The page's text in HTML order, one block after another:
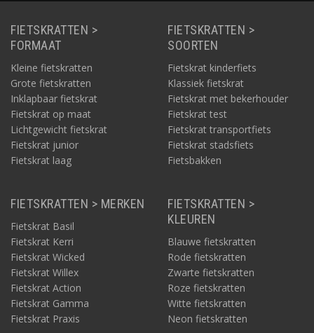
FIETSKRATTEN >
FORMAAT
Kleine fietskratten
Grote fietskratten
Inklapbaar fietskrat
Fietskrat op maat
Lichtgewicht fietskrat
Fietskrat junior
Fietskrat laag
FIETSKRATTEN >
SOORTEN
Fietskrat kinderfiets
Klassiek fietskrat
Fietskrat met bekerhouder
Fietskrat test
Fietskrat transportfiets
Fietskrat stadsfiets
Fietsbakken
FIETSKRATTEN > MERKEN
Fietskrat Basil
Fietskrat Kerri
Fietskrat Wicked
Fietskrat Willex
Fietskrat Action
Fietskrat Gamma
Fietskrat Praxis
FIETSKRATTEN >
KLEUREN
Blauwe fietskratten
Rode fietskratten
Zwarte fietskratten
Roze fietskratten
Witte fietskratten
Neon fietskratten